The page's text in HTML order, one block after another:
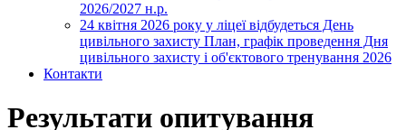
2026/2027 н.р.
24 квітня 2026 року у ліцеї відбудеться День
цивільного захисту План, графік проведення Дня
цивільного захисту і об'єктового тренування 2026
Контакти
Результати опитування